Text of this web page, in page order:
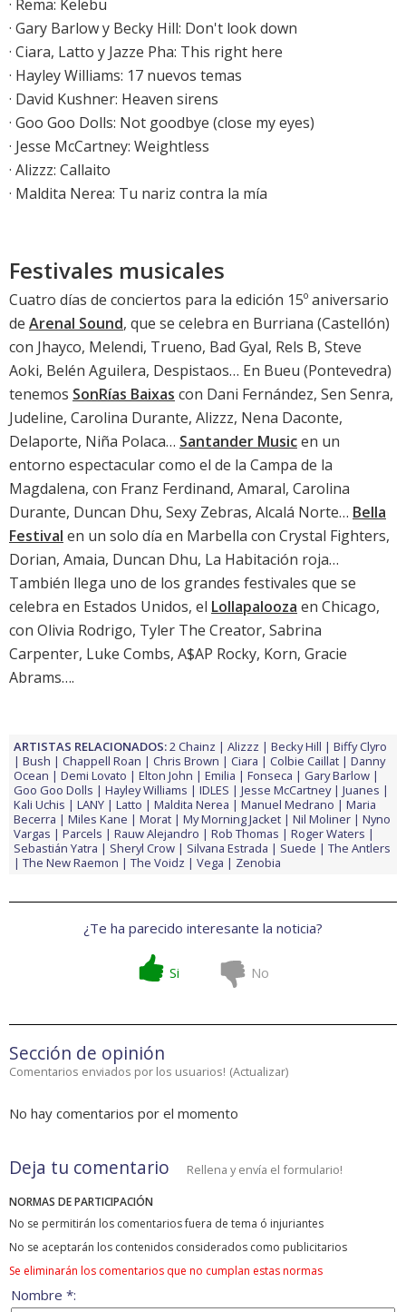
· Rema: Kelebu
· Gary Barlow y Becky Hill: Don't look down
· Ciara, Latto y Jazze Pha: This right here
· Hayley Williams: 17 nuevos temas
· David Kushner: Heaven sirens
· Goo Goo Dolls: Not goodbye (close my eyes)
· Jesse McCartney: Weightless
· Alizzz: Callaito
· Maldita Nerea: Tu nariz contra la mía
Festivales musicales
Cuatro días de conciertos para la edición 15º aniversario
de Arenal Sound, que se celebra en Burriana (Castellón)
con Jhayco, Melendi, Trueno, Bad Gyal, Rels B, Steve
Aoki, Belén Aguilera, Despistaos… En Bueu (Pontevedra)
tenemos SonRías Baixas con Dani Fernández, Sen Senra,
Judeline, Carolina Durante, Alizzz, Nena Daconte,
Delaporte, Niña Polaca… Santander Musicen un
entorno espectacular como el de la Campa de la
Magdalena, con Franz Ferdinand, Amaral, Carolina
Durante, Duncan Dhu, Sexy Zebras, Alcalá Norte… Bella
Festival en un solo día en Marbella con Crystal Fighters,
Dorian, Amaia, Duncan Dhu, La Habitación roja…
También llega uno de los grandes festivales que se
celebra en Estados Unidos, el Lollapalooza en Chicago,
con Olivia Rodrigo, Tyler The Creator, Sabrina
Carpenter, Luke Combs, A$AP Rocky, Korn, Gracie
Abrams….
ARTISTAS RELACIONADOS:2 Chainz Alizzz Becky Hill
Biffy Clyro
Bush
Chappell Roan Chris Brown Ciara Colbie Caillat
Danny
Ocean
Demi Lovato Elton John Emilia Fonseca
Gary Barlow
Goo Goo Dolls
Hayley Williams IDLES Jesse McCartney
Juanes
Kali Uchis
LANY Latto Maldita Nerea Manuel Medrano
Maria
Becerra
Miles Kane Morat My Morning Jacket Nil Moliner
Nyno
Vargas
Parcels Rauw Alejandro Rob Thomas
Roger Waters
Sebastián Yatra
Sheryl Crow Silvana Estrada Suede
The Antlers
The New Raemon
The Voidz Vega Zenobia
¿Te ha parecido interesante la noticia?
Si No
Sección de opinión
Comentarios enviados por los usuarios! (Actualizar)
No hay comentarios por el momento
Deja tu comentario Rellena y envía el formulario!
NORMAS DE PARTICIPACIÓN
No se permitirán los comentarios fuera de tema ó injuriantes
No se aceptarán los contenidos considerados como publicitarios
Se eliminarán los comentarios que no cumplan estas normas
Nombre *: